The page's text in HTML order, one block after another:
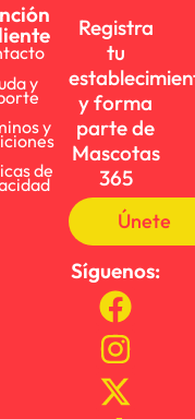
y
y
de
Registra
tu
y forma
parte de
Mascotas
365
Únete
Síguenos: